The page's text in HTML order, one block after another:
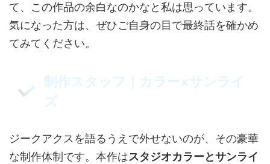
て、この作品の余白なのかなと私は思っています。
気になった方は、ぜひご自身の目で最終話を確かめ
てみてください。
制作スタッフ｜カラー×サンライ
ズ
ジークアクスを語るうえで外せないのが、その豪華
な制作体制です。本作はスタジオカラーとサンライ